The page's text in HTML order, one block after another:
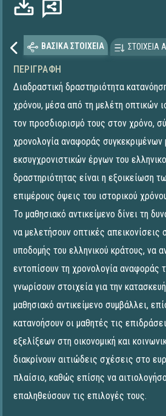
ΒΑΣΙΚΑ ΣΤΟΙΧΕΙΑ ΣΤΟΙΧΕΙΑ
ΠΕΡΙΓΡΑΦΉ
Διαδραστική δραστηριότητα
χρόνου, μέσα από τη μελέτη οπτικών
τον προσδιορισμό τους στον χρόνο,
χρονολογία αναφοράς συγκεκριμένων
εκσυγχρονιστικών έργων του
δραστηριότητας είναι η εξοικείωση
επιμέρους όψεις του ιστορικού
Το μαθησιακό αντικείμενο δίνει τη
να μελετήσουν οπτικές απεικονίσεις
υποδομής του ελληνικού κράτους, να
εντοπίσουν τη χρονολογία αναφοράς
γνωρίσουν στοιχεία για την
μαθησιακό αντικείμενο συμβάλλει,
κατανοήσουν οι μαθητές τις
εξελίξεων στη οικονομική και
διακρίνουν αιτιώδεις σχέσεις στο
πλαίσιο, καθώς επίσης να
επαληθεύσουν τις επιλογές τους.